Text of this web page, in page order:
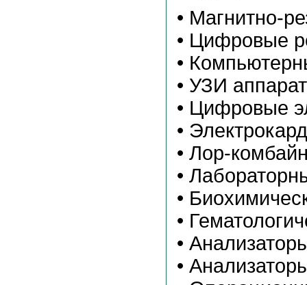
• Магнитно-
• Цифровые
•
• УЗИ
• Цифровые
•
• Лор-
•
•
•
•
•